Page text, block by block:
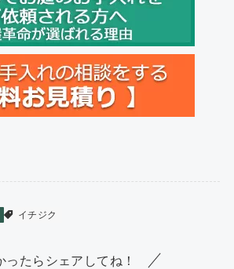
イチジク
ったらシェアしてね！